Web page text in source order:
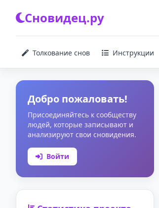
Сновидец.ру
Толкование снов Инструкции
Добро пожаловать!
Присоединяйтесь к сообществу
людей, которые записывают и
анализируют свои сновидения.
Войти